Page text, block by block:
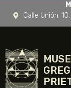
Calle Unión,